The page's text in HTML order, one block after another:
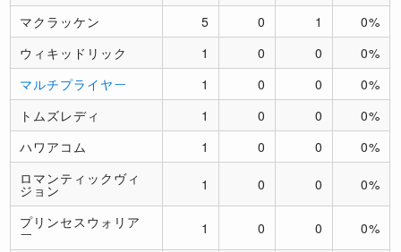
マクラッケン
5 0 1
0%
ウィキッドリック
1 0 0
0%
マルチプライヤー
1 0 0
0%
トムズレディ
1 0 0
0%
ハワアコム
1 0 0
0%
ロマンティックヴィ
ジョン 1 0 0 0%
プリンセスウォリア
ー 1 0 0 0%